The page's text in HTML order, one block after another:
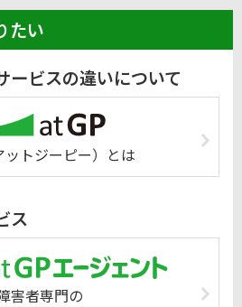
たい
ービスの違いについて
ットジーピー）とは
ス
害者専門の